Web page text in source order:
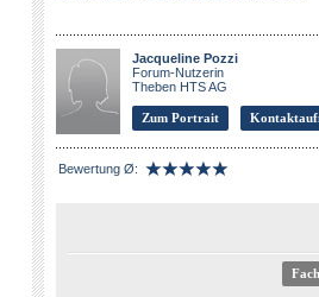
Jacqueline Pozzi
Forum-Nutzerin
Theben HTS AG
Zum Portrait
Bewertung Ø: